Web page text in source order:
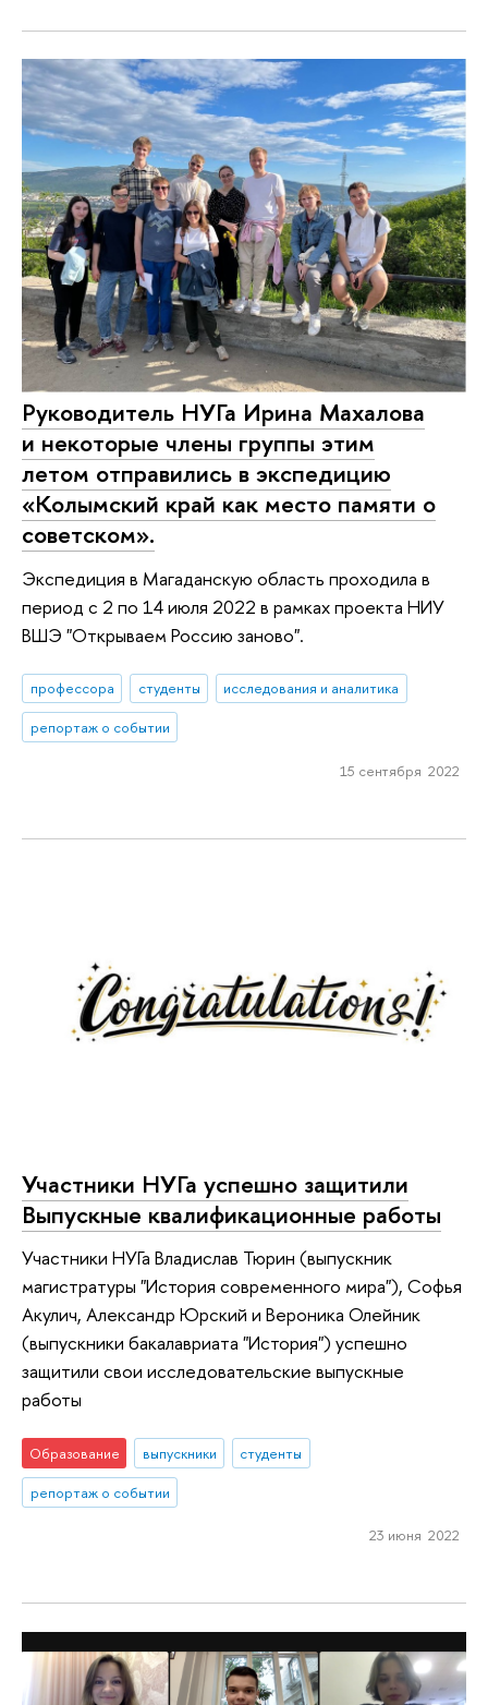
Руководитель НУГа Ирина Махалова
и некоторые члены группы этим
летом отправились в экспедицию
«Колымский край как место памяти о
советском».
Экспедиция в Магаданскую область проходила в
период с 2 по 14 июля 2022 в рамках проекта НИУ
ВШЭ "Открываем Россию заново".
профессора студенты
исследования и аналитика
репортаж о событии
15 сентября 2022
Участники НУГа успешно защитили
Выпускные квалификационные работы
Участники НУГа Владислав Тюрин (выпускник
магистратуры "История современного мира"), Софья
Акулич, Александр Юрский и Вероника Олейник
(выпускники бакалавриата "История") успешно
защитили свои исследовательские выпускные
работы
Образование выпускники
студенты
репортаж о событии
23 июня 2022